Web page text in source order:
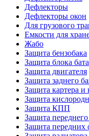
Дефлекторы
Дефлекторы окон
Для грузового
Емкости для
Жабо
Защита бензобака
Защита блока
Защита двигателя
Защита заднего
Защита картера и
Защита
Защита КПП
Защита
Защита передних